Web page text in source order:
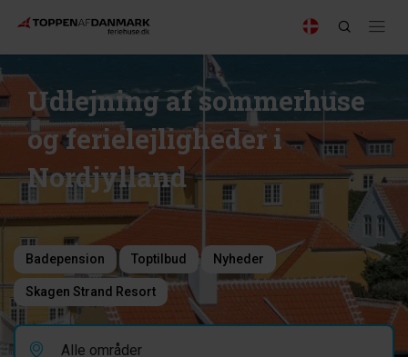
Udlejning af sommerhuse
og ferielejligheder i
Nordjylland
Badepension Toptilbud Nyheder
Skagen Strand Resort